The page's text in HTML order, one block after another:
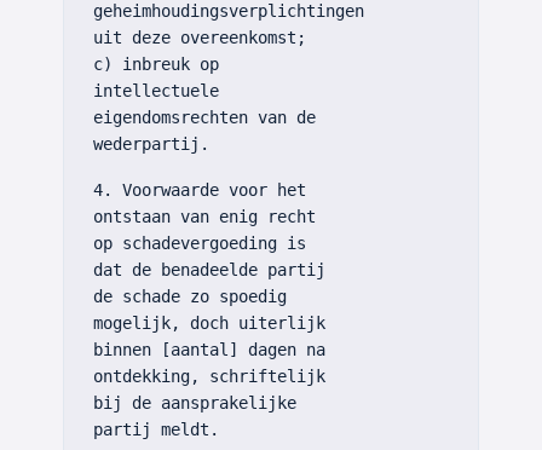
geheimhoudingsverplichtingen
uit deze overeenkomst;
c) inbreuk op
intellectuele
eigendomsrechten van de
wederpartij.
4. Voorwaarde voor het
ontstaan van enig recht
op schadevergoeding is
dat de benadeelde partij
de schade zo spoedig
mogelijk, doch uiterlijk
binnen [aantal] dagen na
ontdekking, schriftelijk
bij de aansprakelijke
partij meldt.